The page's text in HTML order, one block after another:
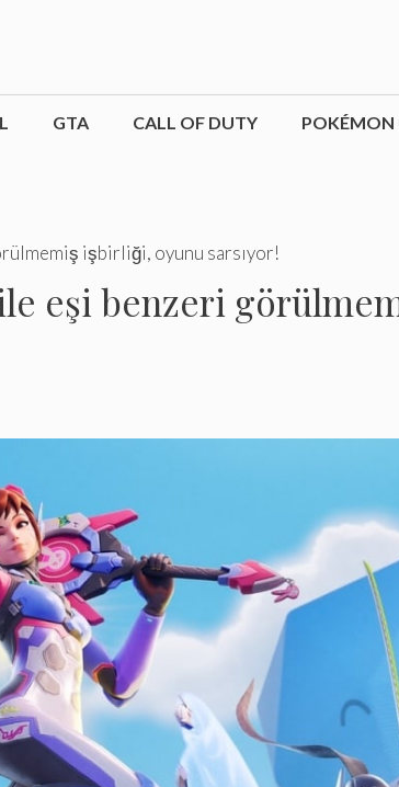
GTA CALL OF DUTY POKÉMON
işbirliği, oyunu sarsıyor!
eşi benzeri